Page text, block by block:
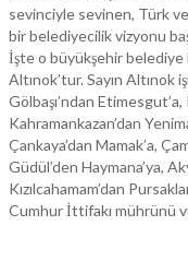
sevinciyle sevinen, Türk
bir belediyecilik vizyonu
İşte o büyükşehir belediye
Altınok’tur. Sayın Altınok
Gölbaşı’ndan Etimesgut’a,
Kahramankazan’dan
Çankaya’dan Mamak’a,
Güdül’den Haymana’ya,
Kızılcahamam’dan
Cumhur İttifakı mührünü